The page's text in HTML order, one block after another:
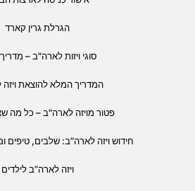
הגרלת גרין קארד
סוגי ויזות לארה"ב –
המדריך המלא להוצאת
פטור מויזה לארה"ב – כל מה
חידוש ויזה לארה”ב: שלבים, טיפים
ויזה לארה”ב לילדים